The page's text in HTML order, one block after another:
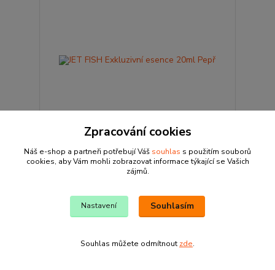
JET FISH Exkluzivní esence 20ml Pepř
Přidat do košíku
Zpracování cookies
Náš e-shop a partneři potřebují Váš souhlas s použitím souborů
cookies, aby Vám mohli zobrazovat informace týkající se Vašich
zájmů.
Nastavení Souhlasím
Souhlas můžete odmítnout zde.